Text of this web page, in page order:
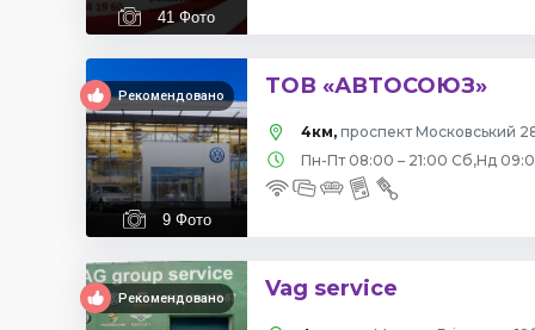
41 Фото
Рекомендовано
9 Фото
ТОВ «АВТОСОЮЗ»
4км, проспект Московський
Пн-Пт 08:00 – 21:00 Сб,Нд
Рекомендовано Vag service